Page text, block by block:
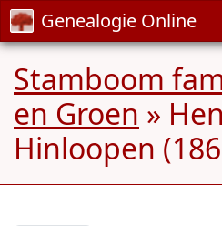
Genealogie Online
Stamboom
en Groen »
Hinloopen